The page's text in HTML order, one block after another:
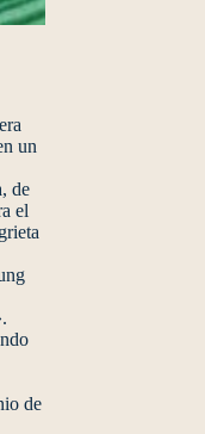
un
de
el
de